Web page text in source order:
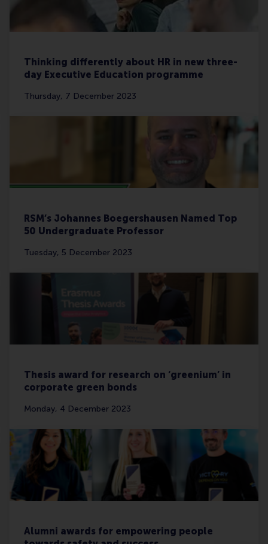
Thinking differently about HR in new three-
day Executive Education programme
Thursday, 7 December 2023
RSM’s Johannes Boegershausen Named Top
50 Undergraduate Professor
Tuesday, 5 December 2023
Thesis award for research on ‘greenium’ in
corporate green bonds
Monday, 4 December 2023
Alumni awards for empowering people